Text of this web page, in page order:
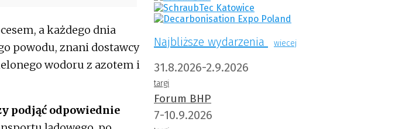
a każdego dnia
powodu, znani dostawcy
wodoru z azotem i
podjąć odpowiednie
Najbliższe wydarzenia wiecej
31.8.2026-2.9.2026
targi
Forum BHP
7-10.9.2026